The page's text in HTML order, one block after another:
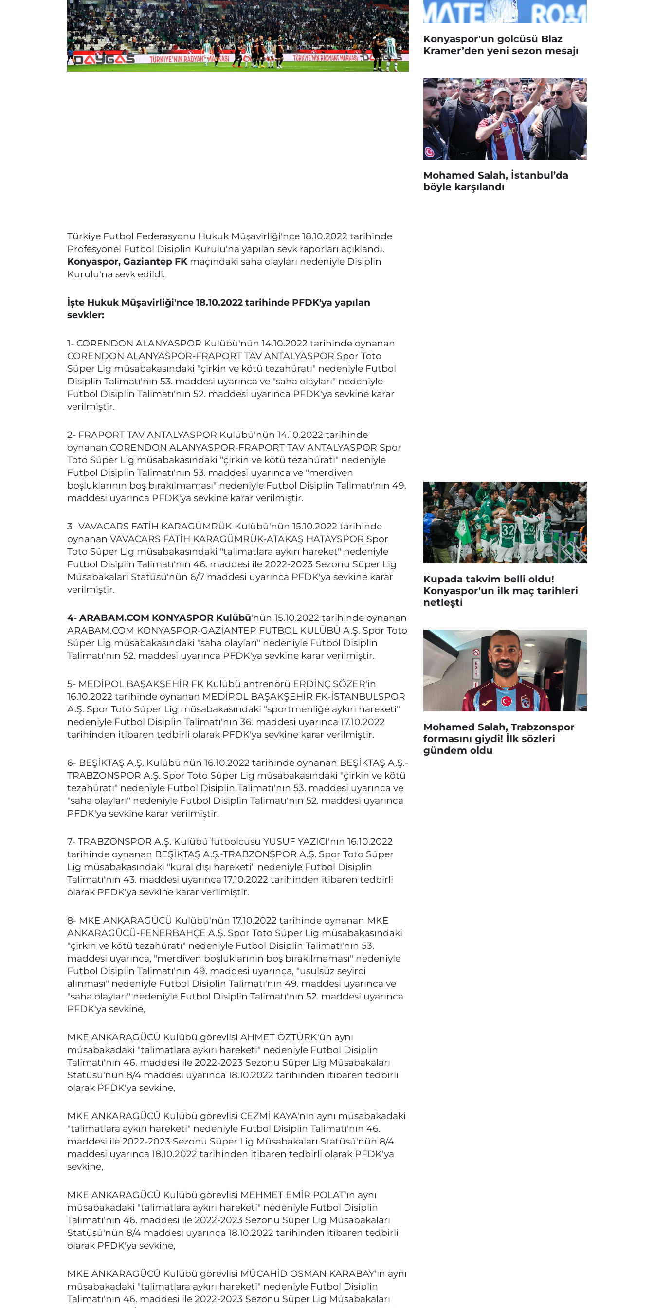
Türkiye Futbol Federasyonu Hukuk Müşavirliği'nce 18.10.2022 tarihinde
Profesyonel Futbol Disiplin Kurulu'na yapılan sevk raporları açıklandı.
Konyaspor, Gaziantep FK maçındaki saha olayları nedeniyle Disiplin
Kurulu'na sevk edildi.
İşte Hukuk Müşavirliği'nce 18.10.2022 tarihinde PFDK'ya yapılan
sevkler:
1- CORENDON ALANYASPOR Kulübü'nün 14.10.2022 tarihinde oynanan
CORENDON ALANYASPOR-FRAPORT TAV ANTALYASPOR Spor Toto
Süper Lig müsabakasındaki "çirkin ve kötü tezahüratı" nedeniyle Futbol
Disiplin Talimatı'nın 53. maddesi uyarınca ve "saha olayları" nedeniyle
Futbol Disiplin Talimatı'nın 52. maddesi uyarınca PFDK'ya sevkine karar
verilmiştir.
2- FRAPORT TAV ANTALYASPOR Kulübü'nün 14.10.2022 tarihinde
oynanan CORENDON ALANYASPOR-FRAPORT TAV ANTALYASPOR Spor
Toto Süper Lig müsabakasındaki "çirkin ve kötü tezahüratı" nedeniyle
Futbol Disiplin Talimatı'nın 53. maddesi uyarınca ve "merdiven
boşluklarının boş bırakılmaması" nedeniyle Futbol Disiplin Talimatı'nın 49.
maddesi uyarınca PFDK'ya sevkine karar verilmiştir.
3- VAVACARS FATİH KARAGÜMRÜK Kulübü'nün 15.10.2022 tarihinde
oynanan VAVACARS FATİH KARAGÜMRÜK-ATAKAŞ HATAYSPOR Spor
Toto Süper Lig müsabakasındaki "talimatlara aykırı hareket" nedeniyle
Futbol Disiplin Talimatı'nın 46. maddesi ile 2022-2023 Sezonu Süper Lig
Müsabakaları Statüsü'nün 6/7 maddesi uyarınca PFDK'ya sevkine karar
verilmiştir.
4- ARABAM.COM KONYASPOR Kulübü'nün 15.10.2022 tarihinde oynanan
ARABAM.COM KONYASPOR-GAZİANTEP FUTBOL KULÜBÜ A.Ş. Spor Toto
Süper Lig müsabakasındaki "saha olayları" nedeniyle Futbol Disiplin
Talimatı'nın 52. maddesi uyarınca PFDK'ya sevkine karar verilmiştir.
5- MEDİPOL BAŞAKŞEHİR FK Kulübü antrenörü ERDİNÇ SÖZER'in
16.10.2022 tarihinde oynanan MEDİPOL BAŞAKŞEHİR FK-İSTANBULSPOR
A.Ş. Spor Toto Süper Lig müsabakasındaki "sportmenliğe aykırı hareketi"
nedeniyle Futbol Disiplin Talimatı'nın 36. maddesi uyarınca 17.10.2022
tarihinden itibaren tedbirli olarak PFDK'ya sevkine karar verilmiştir.
6- BEŞİKTAŞ A.Ş. Kulübü'nün 16.10.2022 tarihinde oynanan BEŞİKTAŞ A.Ş.-
TRABZONSPOR A.Ş. Spor Toto Süper Lig müsabakasındaki "çirkin ve kötü
tezahüratı" nedeniyle Futbol Disiplin Talimatı'nın 53. maddesi uyarınca ve
"saha olayları" nedeniyle Futbol Disiplin Talimatı'nın 52. maddesi uyarınca
PFDK'ya sevkine karar verilmiştir.
7- TRABZONSPOR A.Ş. Kulübü futbolcusu YUSUF YAZICI'nın 16.10.2022
tarihinde oynanan BEŞİKTAŞ A.Ş.-TRABZONSPOR A.Ş. Spor Toto Süper
Lig müsabakasındaki "kural dışı hareketi" nedeniyle Futbol Disiplin
Talimatı'nın 43. maddesi uyarınca 17.10.2022 tarihinden itibaren tedbirli
olarak PFDK'ya sevkine karar verilmiştir.
8- MKE ANKARAGÜCÜ Kulübü'nün 17.10.2022 tarihinde oynanan MKE
ANKARAGÜCÜ-FENERBAHÇE A.Ş. Spor Toto Süper Lig müsabakasındaki
"çirkin ve kötü tezahüratı" nedeniyle Futbol Disiplin Talimatı'nın 53.
maddesi uyarınca, "merdiven boşluklarının boş bırakılmaması" nedeniyle
Futbol Disiplin Talimatı'nın 49. maddesi uyarınca, "usulsüz seyirci
alınması" nedeniyle Futbol Disiplin Talimatı'nın 49. maddesi uyarınca ve
"saha olayları" nedeniyle Futbol Disiplin Talimatı'nın 52. maddesi uyarınca
PFDK'ya sevkine,
MKE ANKARAGÜCÜ Kulübü görevlisi AHMET ÖZTÜRK'ün aynı
müsabakadaki "talimatlara aykırı hareketi" nedeniyle Futbol Disiplin
Talimatı'nın 46. maddesi ile 2022-2023 Sezonu Süper Lig Müsabakaları
Statüsü'nün 8/4 maddesi uyarınca 18.10.2022 tarihinden itibaren tedbirli
olarak PFDK'ya sevkine,
MKE ANKARAGÜCÜ Kulübü görevlisi CEZMİ KAYA'nın aynı müsabakadaki
"talimatlara aykırı hareketi" nedeniyle Futbol Disiplin Talimatı'nın 46.
maddesi ile 2022-2023 Sezonu Süper Lig Müsabakaları Statüsü'nün 8/4
maddesi uyarınca 18.10.2022 tarihinden itibaren tedbirli olarak PFDK'ya
sevkine,
MKE ANKARAGÜCÜ Kulübü görevlisi MEHMET EMİR POLAT'ın aynı
müsabakadaki "talimatlara aykırı hareketi" nedeniyle Futbol Disiplin
Talimatı'nın 46. maddesi ile 2022-2023 Sezonu Süper Lig Müsabakaları
Statüsü'nün 8/4 maddesi uyarınca 18.10.2022 tarihinden itibaren tedbirli
olarak PFDK'ya sevkine,
MKE ANKARAGÜCÜ Kulübü görevlisi MÜCAHİD OSMAN KARABAY'ın aynı
müsabakadaki "talimatlara aykırı hareketi" nedeniyle Futbol Disiplin
Talimatı'nın 46. maddesi ile 2022-2023 Sezonu Süper Lig Müsabakaları
Konyaspor'un golcüsü Blaz
Kramer’den yeni sezon mesajı
Mohamed Salah, İstanbul’da
böyle karşılandı
Kupada takvim belli oldu!
Konyaspor'un ilk maç tarihleri
netleşti
Mohamed Salah, Trabzonspor
formasını giydi! İlk sözleri
gündem oldu